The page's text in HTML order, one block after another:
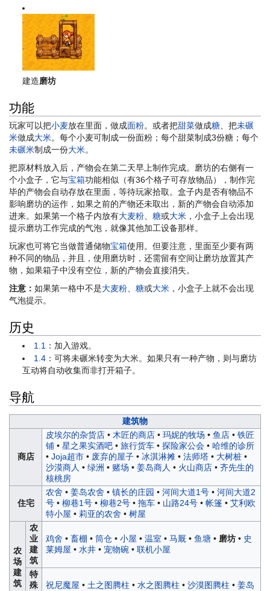
建造磨坊
功能
玩家可以把小麦放在里面，做成面粉。或者把甜菜做成糖、把未碾
米做成大米。每个小麦可制成一份面粉；每个甜菜制成3份糖；每个
未碾米制成一份大米。
把原材料放入后，产物会在第二天早上制作完成。磨坊的右侧有一
个小盒子，它与宝箱功能相似（有36个格子可存放物品），制作完
毕的产物会自动存放在里面，等待玩家拾取。盒子内是否有物品不
影响磨坊的运作，如果之前的产物还未取出，新的产物会自动添加
进来。如果第一个格子内放有大麦粉、 糖或大米 ，小盒子上会出现
提示磨坊工作完成的气泡，就像其他加工设备那样。
玩家也可将它当做普通储物宝箱使用。但要注意，里面至少要有两
种不同的物品，并且，使用磨坊时，还需留有空间让磨坊放置其产
物，如果箱子中没有空位，新的产物会直接消失。
注意： 如果第一格中不是大麦粉、 糖或大米 ，小盒子上就不会出现
气泡提示。
历史
1.1 ：加入游戏。
1.4 ：可将未碾米转变为大米。如果只有一种产物，则与磨坊
互动将自动收集而非打开箱子。
导航
建筑物
商店
皮埃尔的杂货店• 木匠的商店• 玛妮的牧场 • 鱼店• 铁匠
铺• 星之果实酒吧• 旅行货车• 探险家公会• 哈维的诊所
• Joja超市• 废弃的屋子• 冰淇淋摊• 法师塔• 大树桩•
沙漠商人 • 绿洲 • 赌场 • 姜岛商人 • 火山商店• 齐先生的
核桃房
住宅
农舍 • 姜岛农舍 • 镇长的庄园 • 河间大道1号• 河间大道2
号• 柳巷1号• 柳巷2号• 拖车• 山路24号• 帐篷 • 艾利欧
特小屋 • 莉亚的农舍 • 树屋
农
场
建
筑
农
业
建
筑
鸡舍 • 畜棚 • 筒仓• 小屋 • 温室 • 马厩• 鱼塘• 磨坊• 史
莱姆屋 • 水井• 宠物碗• 联机小屋
特
殊
祝尼魔屋 • 土之图腾柱 • 水之图腾柱 • 沙漠图腾柱 • 姜岛